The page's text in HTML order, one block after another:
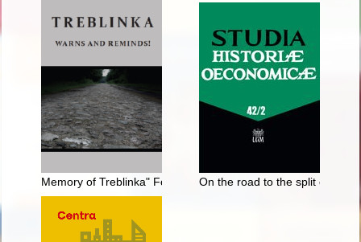
Memory of Treblinka" Foundation : "Book of names" - a
On the road to the split of the